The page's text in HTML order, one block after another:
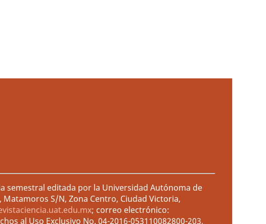
semestral editada por la Universidad Autónoma de
S/N, Zona Centro, Ciudad Victoria,
; correo electrónico:
al Uso Exclusivo No. 04-2016-053110082800-203,